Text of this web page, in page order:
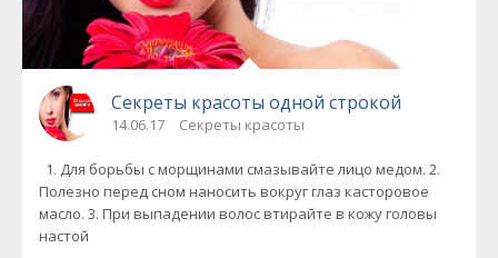
Секреты красоты одной строкой
14.06.17 Секреты красоты
1. Для борьбы с морщинами смазывайте лицо медом. 2.
Полезно перед сном наносить вокруг глаз касторовое
масло. 3. При выпадении волос втирайте в кожу головы
настой